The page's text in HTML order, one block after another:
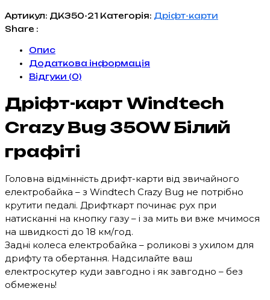
Артикул: ДК350-21 Категорія: Дріфт-карти
Share :
Опис
Додаткова інформація
Відгуки (0)
Дріфт-карт Windtech
Crazy Bug 350W Білий
графіті
Головна відмінність дрифт-карти від звичайного
електробайка – з Windtech Crazy Bug не потрібно
крутити педалі. Дрифткарт починає рух при
натисканні на кнопку газу – і за мить ви вже мчимося
на швидкості до 18 км/год.
Задні колеса електробайка – роликові з ухилом для
дрифту та обертання. Надсилайте ваш
електроскутер куди завгодно і як завгодно – без
обмежень!